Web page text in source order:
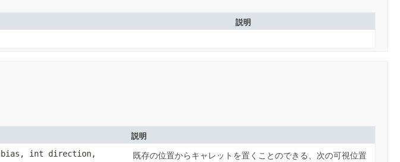
説明
説明
bias, int direction,
既存の位置からキャレットを置くことのできる、次の可視位置